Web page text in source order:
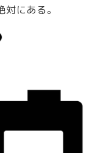
にある。